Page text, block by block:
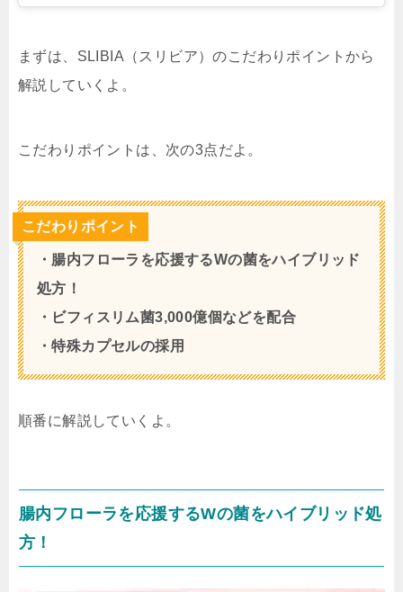
まずは、SLIBIA（スリビア）のこだわりポイントから
解説していくよ。
こだわりポイントは、次の3点だよ。
こだわりポイント
・腸内フローラを応援するWの菌をハイブリッド
処方！
・ビフィスリム菌3,000億個などを配合
・特殊カプセルの採用
順番に解説していくよ。
腸内フローラを応援するWの菌をハイブリッド処
方！